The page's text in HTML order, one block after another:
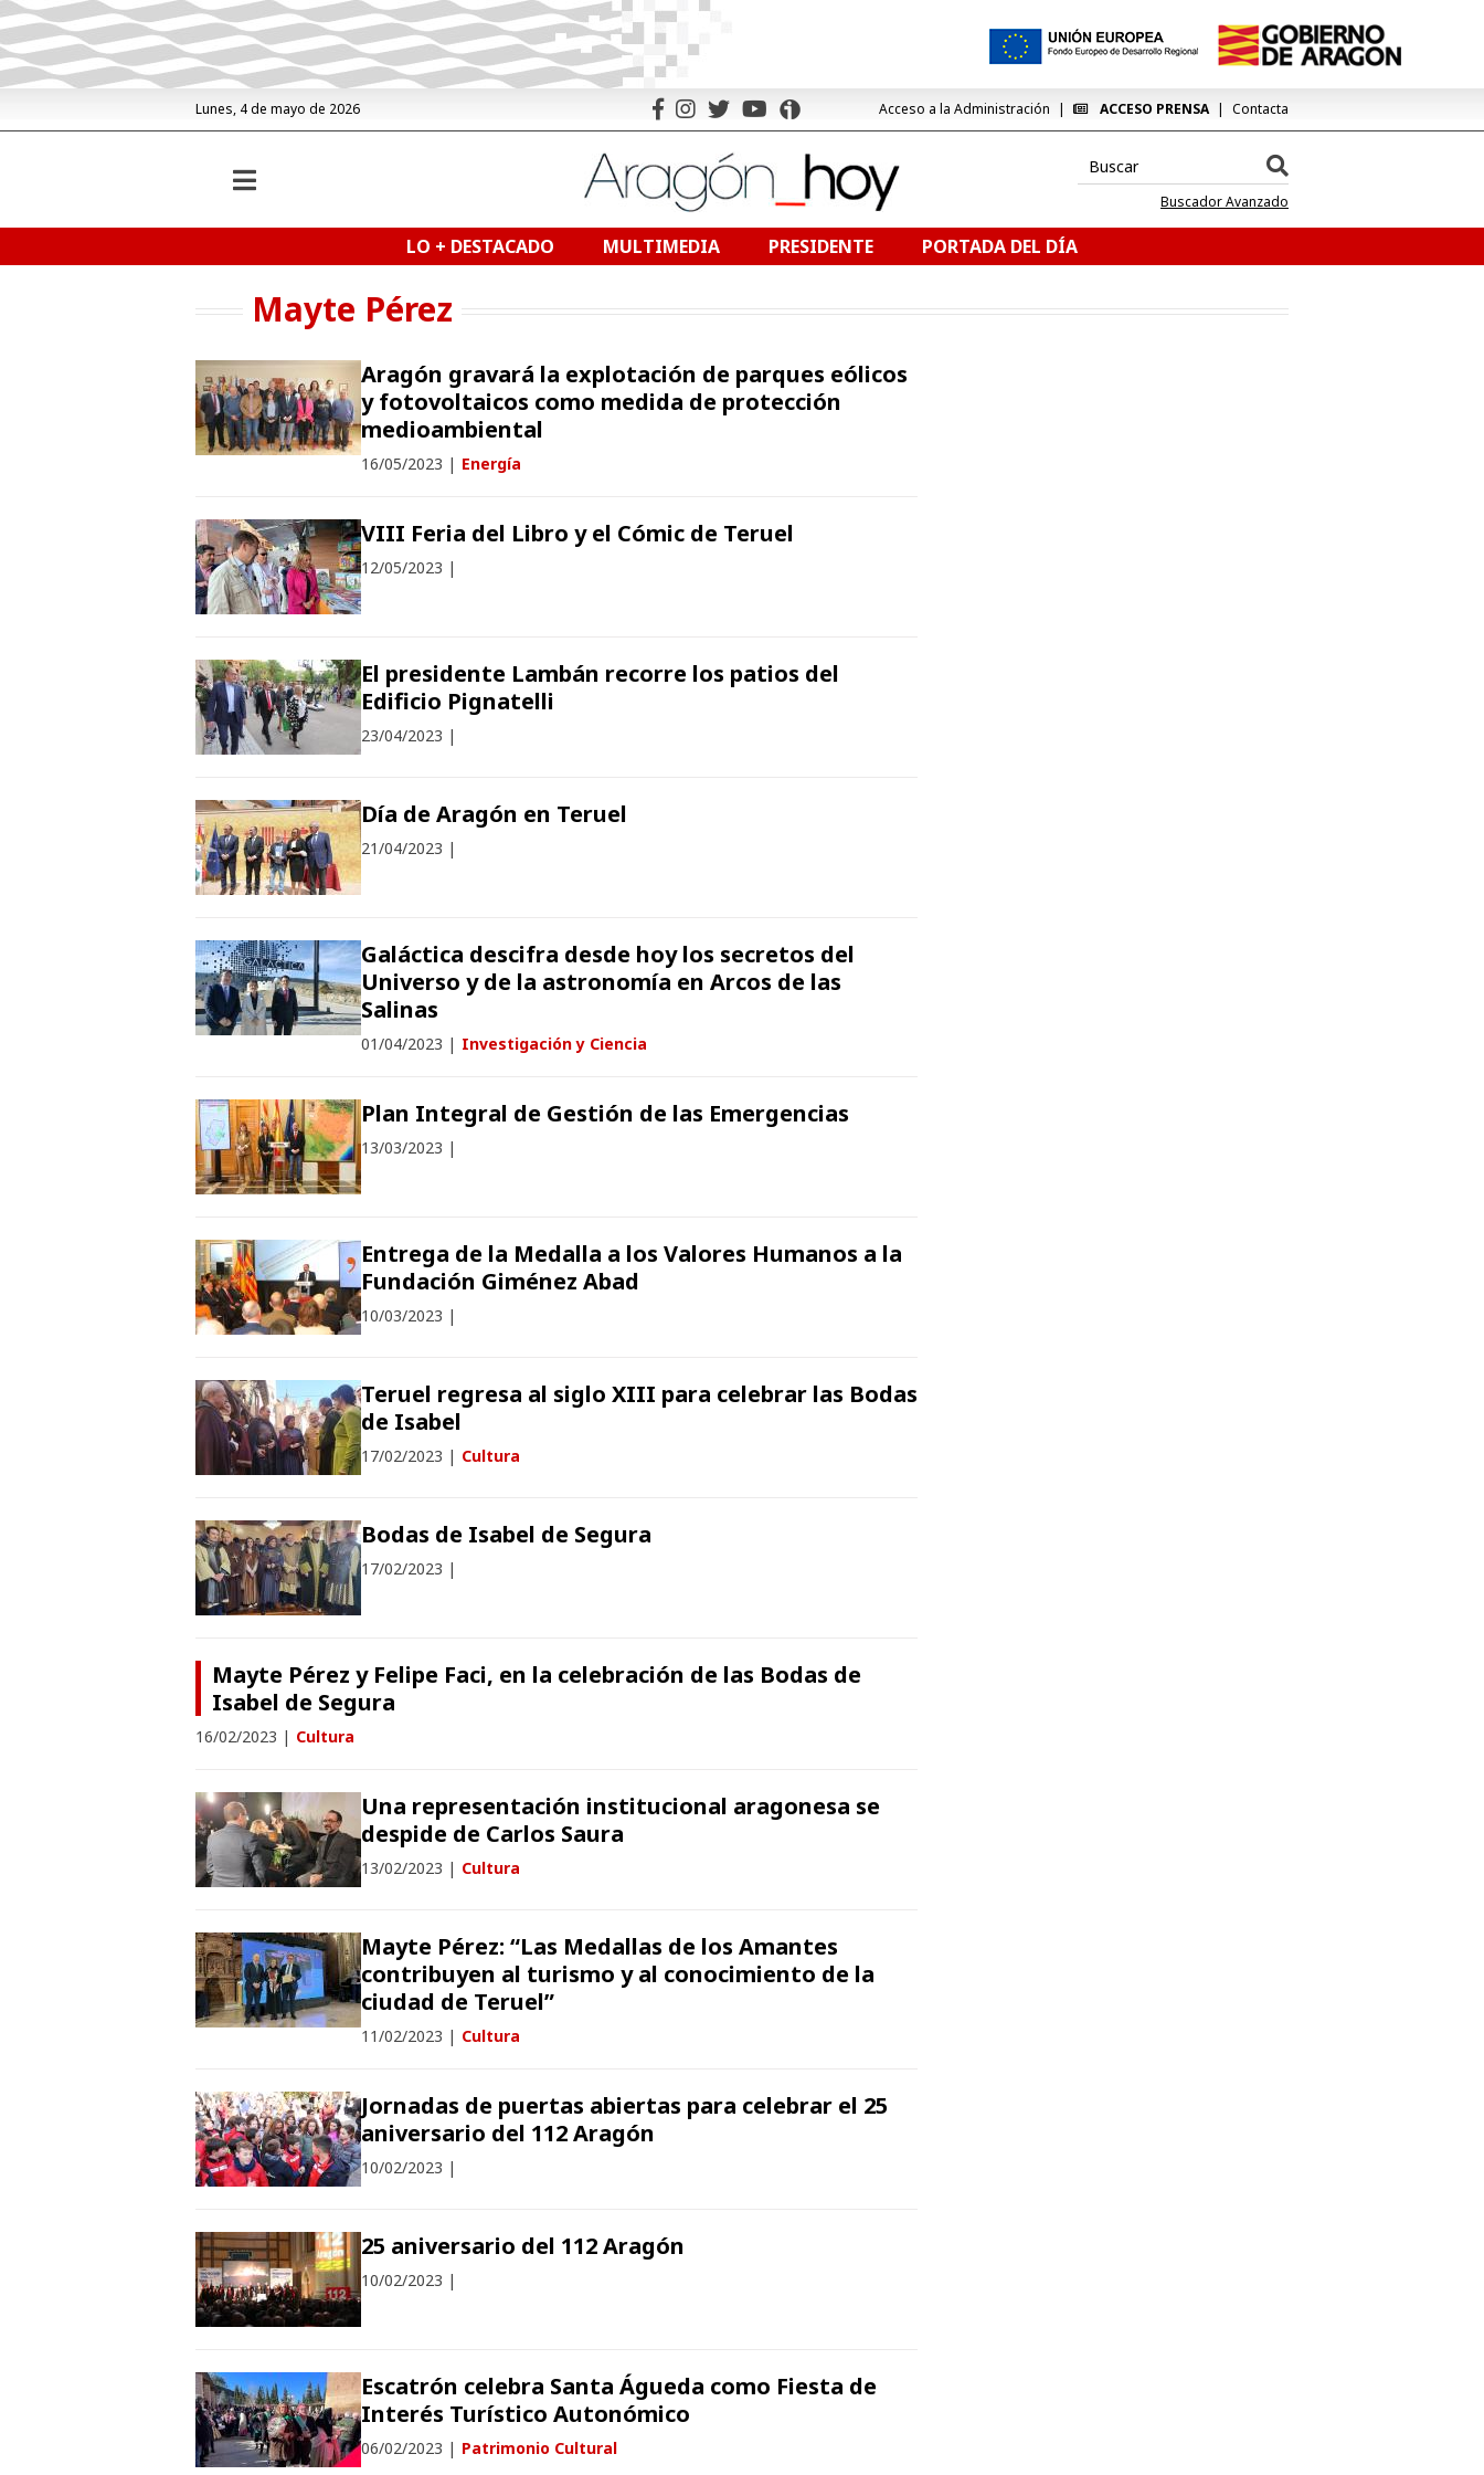
Lunes, 4 de mayo de 2026 Acceso a la Administración ACCESO PRENSA Contacta
Buscador Avanzado
LO + DESTACADO MULTIMEDIA PRESIDENTE PORTADA DEL DÍA
Mayte Pérez
Aragón gravará la explotación de parques eólicos
y fotovoltaicos como medida de protección
medioambiental
16/05/2023 | Energía
VIII Feria del Libro y el Cómic de Teruel
12/05/2023 |
El presidente Lambán recorre los patios del
Edificio Pignatelli
23/04/2023 |
Día de Aragón en Teruel
21/04/2023 |
Galáctica descifra desde hoy los secretos del
Universo y de la astronomía en Arcos de las
Salinas
01/04/2023 | Investigación y Ciencia
Plan Integral de Gestión de las Emergencias
13/03/2023 |
Entrega de la Medalla a los Valores Humanos a la
Fundación Giménez Abad
10/03/2023 |
Teruel regresa al siglo XIII para celebrar las Bodas
de Isabel
17/02/2023 | Cultura
Bodas de Isabel de Segura
17/02/2023 |
Mayte Pérez y Felipe Faci, en la celebración de las Bodas de
Isabel de Segura
16/02/2023 | Cultura
Una representación institucional aragonesa se
despide de Carlos Saura
13/02/2023 | Cultura
Mayte Pérez: “Las Medallas de los Amantes
contribuyen al turismo y al conocimiento de la
ciudad de Teruel”
11/02/2023 | Cultura
Jornadas de puertas abiertas para celebrar el 25
aniversario del 112 Aragón
10/02/2023 |
25 aniversario del 112 Aragón
10/02/2023 |
Escatrón celebra Santa Águeda como Fiesta de
Interés Turístico Autonómico
06/02/2023 | Patrimonio Cultural